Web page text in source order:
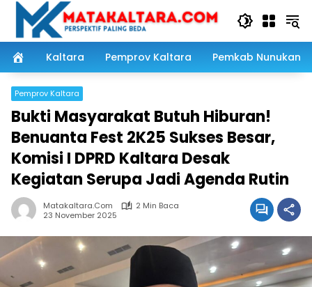
Langsung
konten
Kaltara
Pemprov Kaltara Pemkab Nunukan
Pemprov Kaltara
Bukti Masyarakat Butuh Hiburan!
Benuanta Fest 2K25 Sukses Besar,
Komisi I DPRD Kaltara Desak
Kegiatan Serupa Jadi Agenda Rutin
Matakaltara.com
2 Min Baca
23 November 2025